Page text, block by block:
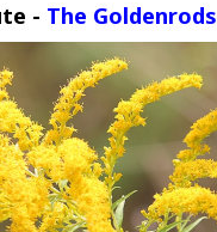
- The Goldenrods